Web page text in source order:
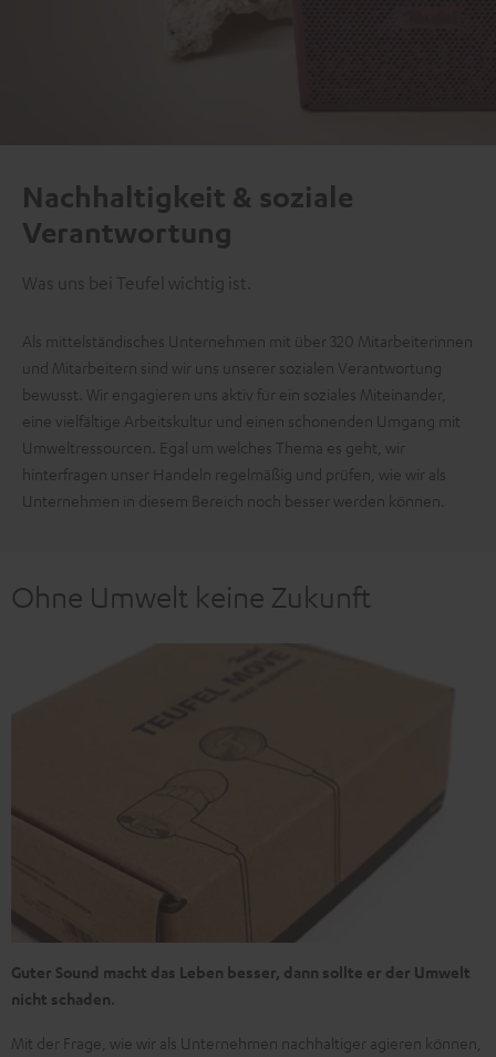
Nachhaltigkeit & soziale
Verantwortung
Was uns bei Teufel wichtig ist.
Als mittelständisches Unternehmen mit über 320 Mitarbeiterinnen
und Mitarbeitern sind wir uns unserer sozialen Verantwortung
bewusst. Wir engagieren uns aktiv für ein soziales Miteinander,
eine vielfältige Arbeitskultur und einen schonenden Umgang mit
Umweltressourcen. Egal um welches Thema es geht, wir
hinterfragen unser Handeln regelmäßig und prüfen, wie wir als
Unternehmen in diesem Bereich noch besser werden können.
Ohne Umwelt keine Zukunft
Guter Sound macht das Leben besser, dann sollte er der Umwelt
nicht schaden.
Mit der Frage, wie wir als Unternehmen nachhaltiger agieren können,